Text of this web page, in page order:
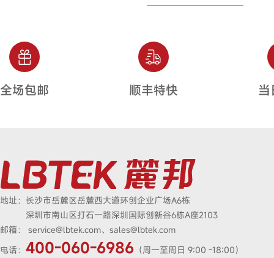
全场包邮 顺丰特快 当
地址： 长沙市岳麓区岳麓西大道环创企业广场A6栋
深圳市南山区打石一路深圳国际创新谷6栋A座2103
邮箱： service@lbtek.com、sales@lbtek.com
电话： 400-060-6986 （周一至周日 9:00 -18:00）